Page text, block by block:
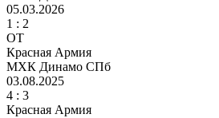
05.03.2026
1 : 2
ОТ
Красная Армия
МХК Динамо СПб
03.08.2025
4 : 3
Красная Армия